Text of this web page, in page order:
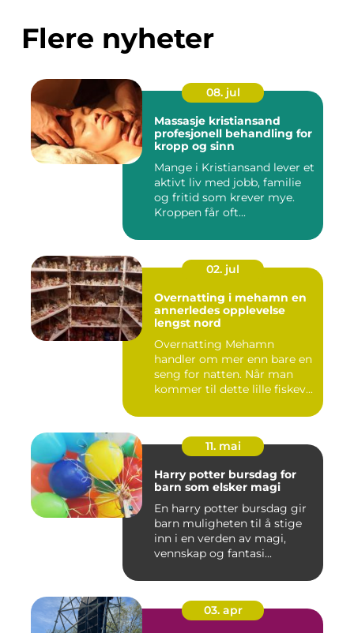
Flere nyheter
08. jul
Massasje kristiansand
profesjonell behandling for
kropp og sinn
Mange i Kristiansand lever et
aktivt liv med jobb, familie
og fritid som krever mye.
Kroppen får oft...
02. jul
Overnatting i mehamn en
annerledes opplevelse
lengst nord
Overnatting Mehamn
handler om mer enn bare en
seng for natten. Når man
kommer til dette lille fiskev...
11. mai
Harry potter bursdag for
barn som elsker magi
En harry potter bursdag gir
barn muligheten til å stige
inn i en verden av magi,
vennskap og fantasi...
03. apr